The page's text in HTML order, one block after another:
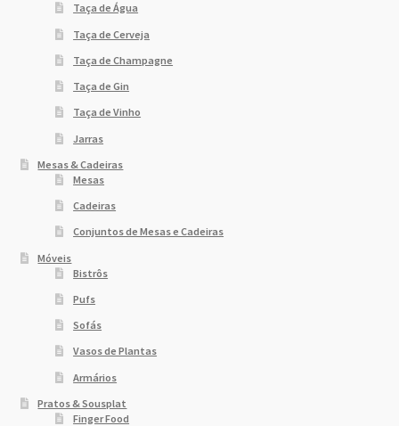
Taça de Água
Taça de Cerveja
Taça de Champagne
Taça de Gin
Taça de Vinho
Jarras
Mesas & Cadeiras
Mesas
Cadeiras
Conjuntos de Mesas e Cadeiras
Móveis
Bistrôs
Pufs
Sofás
Vasos de Plantas
Armários
Pratos & Sousplat
Finger Food